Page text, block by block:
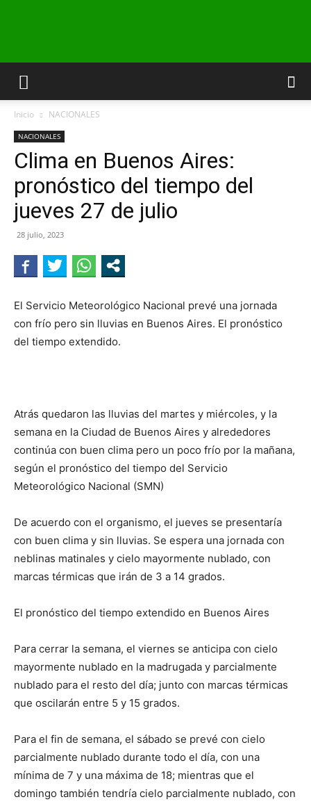
INFO24
NEGRO
Inicio NACIONALES
NACIONALES
Clima en Buenos Aires:
pronóstico del tiempo del
jueves 27 de julio
28 julio, 2023
El Servicio Meteorológico Nacional prevé una jornada
con frío pero sin lluvias en Buenos Aires. El pronóstico
del tiempo extendido.
Atrás quedaron las lluvias del martes y miércoles, y la
semana en la Ciudad de Buenos Aires y alrededores
continúa con buen clima pero un poco frío por la mañana,
según el pronóstico del tiempo del Servicio
Meteorológico Nacional (SMN)
De acuerdo con el organismo, el jueves se presentaría
con buen clima y sin lluvias. Se espera una jornada con
neblinas matinales y cielo mayormente nublado, con
marcas térmicas que irán de 3 a 14 grados.
El pronóstico del tiempo extendido en Buenos Aires
Para cerrar la semana, el viernes se anticipa con cielo
mayormente nublado en la madrugada y parcialmente
nublado para el resto del día; junto con marcas térmicas
que oscilarán entre 5 y 15 grados.
Para el fin de semana, el sábado se prevé con cielo
parcialmente nublado durante todo el día, con una
mínima de 7 y una máxima de 18; mientras que el
domingo también tendría cielo parcialmente nublado, con